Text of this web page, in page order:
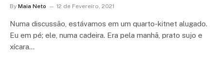
By Maia Neto 12 de Fevereiro, 2021
Numa discussão, estávamos em um quarto-kitnet alugado.
Eu em pé; ele, numa cadeira. Era pela manhã, prato sujo e
xícara…